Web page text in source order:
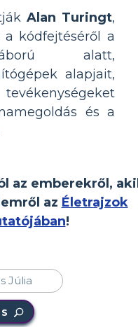
Alan Turingt,
kódfejtéséről a
alatt,
alapjait,
és a
az emberekről,
az Életrajzok
!